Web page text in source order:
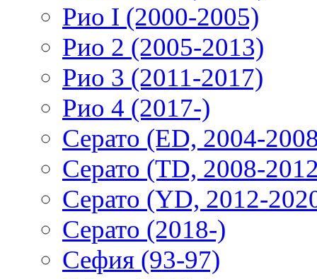
Рио I (2000-2005)
Рио 2 (2005-2013)
Рио 3 (2011-2017)
Рио 4 (2017-)
Серато (ED, 2004-
Серато (TD, 2008-
Серато (YD, 2012-
Серато (2018-)
Сефия (93-97)